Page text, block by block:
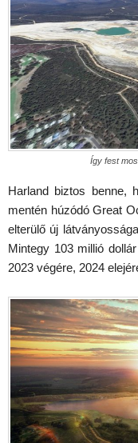
Így fest
Harland biztos benne,
mentén húzódó Great
elterülő új
Mintegy 103 millió
2023 végére, 2024